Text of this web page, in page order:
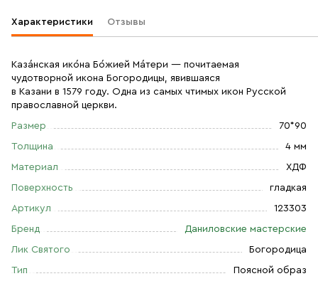
Характеристики Отзывы
Каза́нская ико́на Бо́жией Ма́тери — почитаемая
чудотворной икона Богородицы, явившаяся
в Казани в 1579 году. Одна из самых чтимых икон Русской
православной церкви.
Размер 70*90
Толщина 4 мм
Материал ХДФ
Поверхность гладкая
Артикул 123303
Бренд Даниловские мастерские
Лик Святого Богородица
Тип Поясной образ